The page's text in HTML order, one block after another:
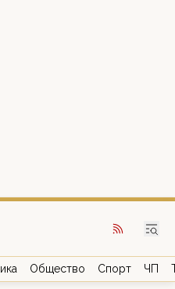
Общество Спорт ЧП